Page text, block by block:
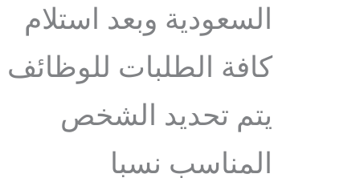
السعودية وبعد استلام
كافة الطلبات للوظائف
يتم تحديد الشخص
المناسب نسبا